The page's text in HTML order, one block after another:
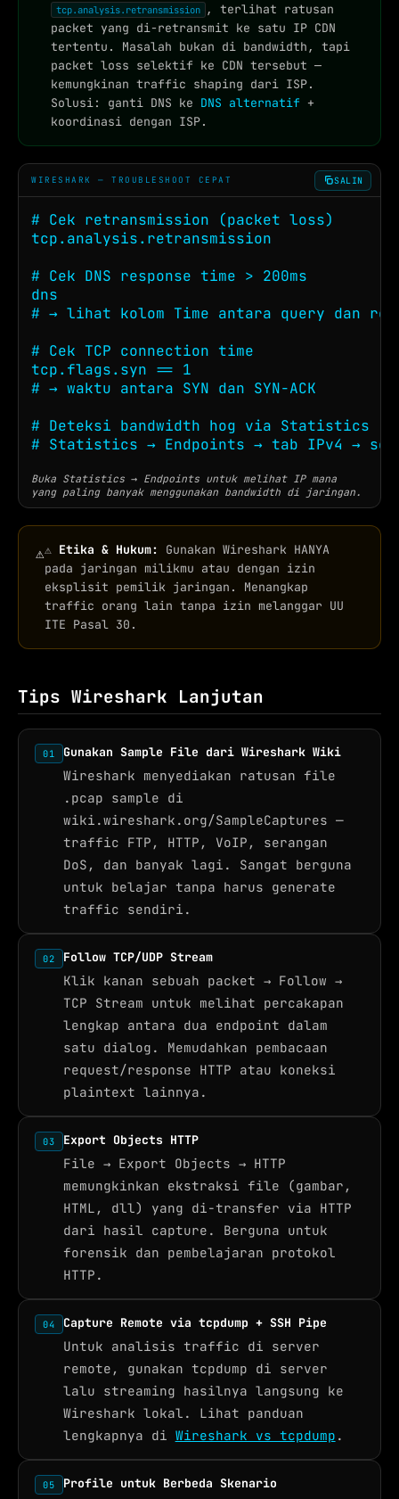
tcp.analysis.retransmission , terlihat ratusan
packet yang di-retransmit ke satu IP CDN
tertentu. Masalah bukan di bandwidth, tapi
packet loss selektif ke CDN tersebut —
kemungkinan traffic shaping dari ISP.
Solusi: ganti DNS ke DNS alternatif +
koordinasi dengan ISP.
WIRESHARK — TROUBLESHOOT CEPAT SALIN
# Cek retransmission (packet loss)
tcp.analysis.retransmission
# Cek DNS response time > 200ms
dns
# → lihat kolom Time antara query dan
# Cek TCP connection time
tcp.flags.syn == 1
# → waktu antara SYN dan SYN-ACK
# Deteksi bandwidth hog via Statistics
# Statistics → Endpoints → tab IPv4 →
Buka Statistics → Endpoints untuk melihat IP mana
yang paling banyak menggunakan bandwidth di jaringan.
⚠⚠️ Etika & Hukum:
Gunakan Wireshark HANYA
pada jaringan milikmu atau dengan izin
eksplisit pemilik jaringan. Menangkap
traffic orang lain tanpa izin melanggar UU
ITE Pasal 30.
Tips Wireshark Lanjutan
01 Gunakan Sample File dari Wireshark Wiki
Wireshark menyediakan ratusan file
.pcap sample di
wiki.wireshark.org/SampleCaptures —
traffic FTP, HTTP, VoIP, serangan
DoS, dan banyak lagi. Sangat berguna
untuk belajar tanpa harus generate
traffic sendiri.
02 Follow TCP/UDP Stream
Klik kanan sebuah packet → Follow →
TCP Stream untuk melihat percakapan
lengkap antara dua endpoint dalam
satu dialog. Memudahkan pembacaan
request/response HTTP atau koneksi
plaintext lainnya.
03 Export Objects HTTP
File → Export Objects → HTTP
memungkinkan ekstraksi file (gambar,
HTML, dll) yang di-transfer via HTTP
dari hasil capture. Berguna untuk
forensik dan pembelajaran protokol
HTTP.
04 Capture Remote via tcpdump + SSH Pipe
Untuk analisis traffic di server
remote, gunakan tcpdump di server
lalu streaming hasilnya langsung ke
Wireshark lokal. Lihat panduan
lengkapnya di Wireshark vs tcpdump .
05 Profile untuk Berbeda Skenario